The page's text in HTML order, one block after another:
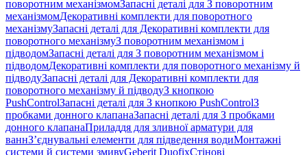
поворотним механізмомЗапасні деталі для З поворотним
механізмомДекоративні комплекти для поворотного
механізмуЗапасні деталі для Декоративні комплекти для
поворотного механізмуЗ поворотним механізмом і
підводомЗапасні деталі для З поворотним механізмом і
підводомДекоративні комплекти для поворотного механізму й
підводуЗапасні деталі для Декоративні комплекти для
поворотного механізму й підводуЗ кнопкою
PushControlЗапасні деталі для З кнопкою PushControlЗ
пробками донного клапанаЗапасні деталі для З пробками
донного клапанаПриладдя для зливної арматури для
ваннЗ’єднувальні елементи для підведення водиМонтажні
системи й системи змивуGeberit DuofixСтінові